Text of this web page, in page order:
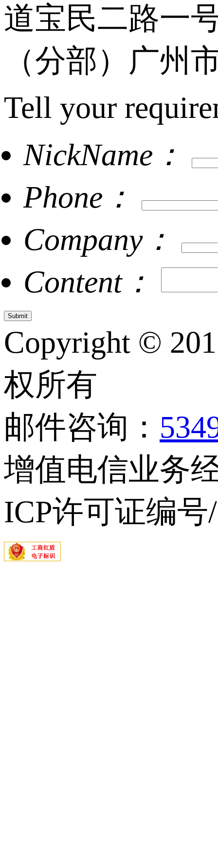
道宝民二路一
（分部）广州
Tell your
NickName：
Phone：
Company：
Content：
Copyright ©
权所有
邮件咨询：
增值电信业务
ICP许可证编号